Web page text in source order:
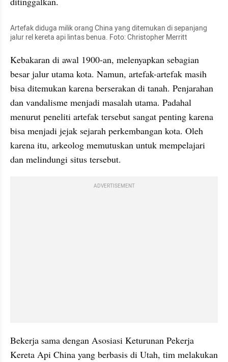
Artefak diduga milik orang China yang ditemukan di sepanjang
jalur rel kereta api lintas benua. Foto: Christopher Merritt
Kebakaran di awal 1900-an, melenyapkan sebagian
besar jalur utama kota. Namun, artefak-artefak masih
bisa ditemukan karena berserakan di tanah. Penjarahan
dan vandalisme menjadi masalah utama. Padahal
menurut peneliti artefak tersebut sangat penting karena
bisa menjadi jejak sejarah perkembangan kota. Oleh
karena itu, arkeolog memutuskan untuk mempelajari
dan melindungi situs tersebut.
ADVERTISEMENT
Bekerja sama dengan Asosiasi Keturunan Pekerja
Kereta Api China yang berbasis di Utah, tim melakukan